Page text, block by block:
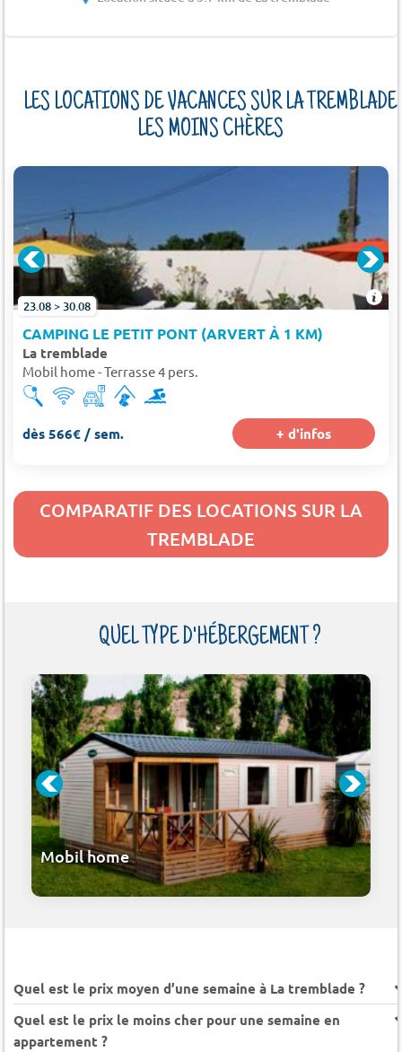
LES LOCATIONS DE VACANCES SUR LA TREMBLADE
LES MOINS CHÈRES
23.08 > 30.08
CAMPING LE PETIT PONT (ARVERT À 1 KM)
La tremblade
Mobil home - Terrasse 4 pers.
dès 566€ / sem. + d'infos
COMPARATIF DES LOCATIONS SUR LA
TREMBLADE
QUEL TYPE D'HÉBERGEMENT ?
Mobil home
Quel est le prix moyen d’une semaine à La tremblade ?
Quel est le prix le moins cher pour une semaine en
appartement ?